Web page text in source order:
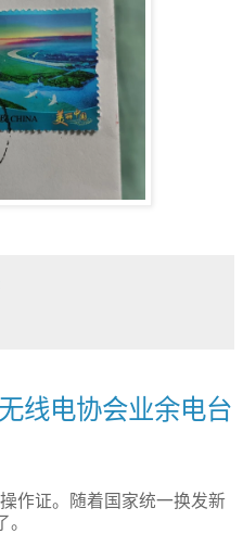
线电协会业余电台
作证。随着国家统一换发新